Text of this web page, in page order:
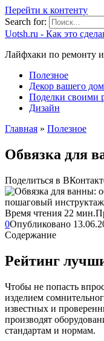
Перейти к контенту
Search for:
Uotsh.ru - Как это
Лайфхаки по ремонту
Полезное
Декор вашего
Поделки своими
Дизайн
Главная » Полезное
Обвязка для
Поделиться в
Время чтения 22 мин.
0Опубликовано
Содержание
Рейтинг
Чтобы не попасть
изделием
известных и
производят
стандартам и нормам.